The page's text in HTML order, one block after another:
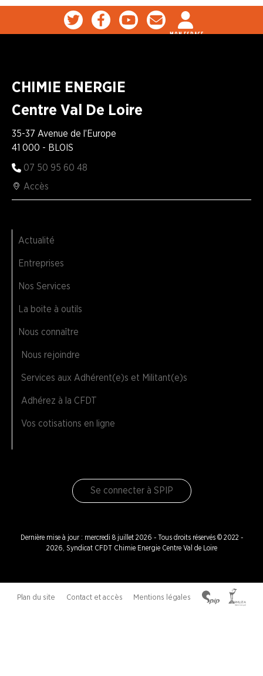
OUTILS
AGENDA MON ESPACE
CHIMIE ENERGIE
Centre Val De Loire
35-37 Avenue de l’Europe
41 000 - BLOIS
07 50 95 60 48
Accès
Actualité
Entreprises
Nos Services
La boite à outils
Nous connaître
Nous rejoindre
Services aux Adhérent(e)s et Militant(e)s
Adhérez à la CFDT
Vos cotisations en ligne
Se connecter à SPIP
Dernière mise à jour : mercredi 8 juillet 2026 - Tous droits réservés © 2022 -
2026, Syndicat CFDT Chimie Energie Centre Val de Loire
Plan du site Contact et accès Mentions légales